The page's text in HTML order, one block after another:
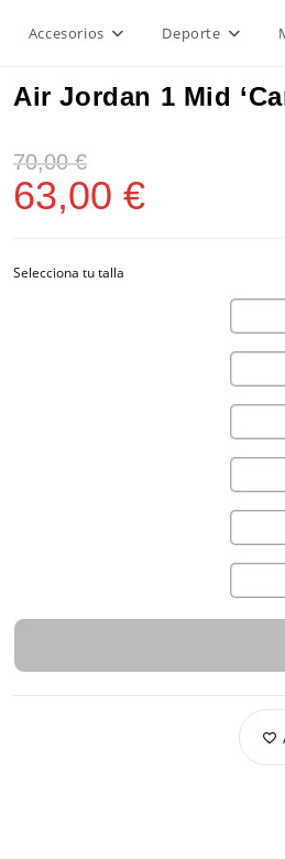
Accesorios Deporte
Air Jordan 1 Mid
70,00€
63,00 €